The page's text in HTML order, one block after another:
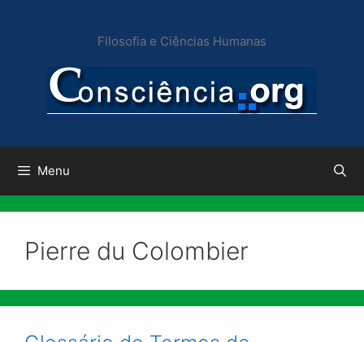
conteúdo
Filosofia e Ciências Humanas
Menu
Pierre du Colombier